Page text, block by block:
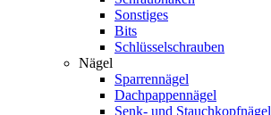
Sonstiges
Bits
Schlüsselschrauben
Nägel
Sparrennägel
Dachpappennägel
Senk- und Stauchkopfnägel